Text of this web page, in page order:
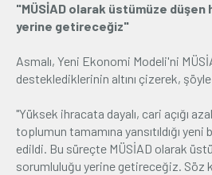
"MÜSİAD olarak üstümüze düşen
yerine getireceğiz"
Asmalı, Yeni Ekonomi Modeli'ni
desteklediklerinin altını çizerek,
"Yüksek ihracata dayalı, cari açığı
toplumun tamamına yansıtıldığı
edildi. Bu süreçte MÜSİAD olarak
sorumluluğu yerine getireceğiz. Söz